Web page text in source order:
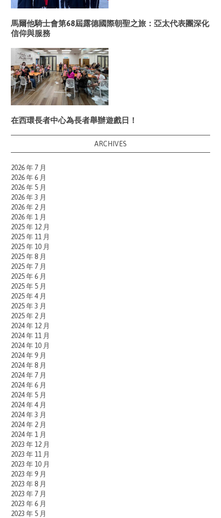
馬爾他騎士會第68屆露德國際朝聖之旅：亞太代表團深化
信仰與服務
在西環長者中心為長者舉辦遊戲日！
ARCHIVES
2026 年 7 月
2026 年 6 月
2026 年 5 月
2026 年 3 月
2026 年 2 月
2026 年 1 月
2025 年 12 月
2025 年 11 月
2025 年 10 月
2025 年 8 月
2025 年 7 月
2025 年 6 月
2025 年 5 月
2025 年 4 月
2025 年 3 月
2025 年 2 月
2024 年 12 月
2024 年 11 月
2024 年 10 月
2024 年 9 月
2024 年 8 月
2024 年 7 月
2024 年 6 月
2024 年 5 月
2024 年 4 月
2024 年 3 月
2024 年 2 月
2024 年 1 月
2023 年 12 月
2023 年 11 月
2023 年 10 月
2023 年 9 月
2023 年 8 月
2023 年 7 月
2023 年 6 月
2023 年 5 月